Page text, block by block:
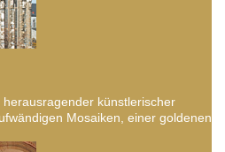
künstlerischer
Mosaiken, einer goldenen